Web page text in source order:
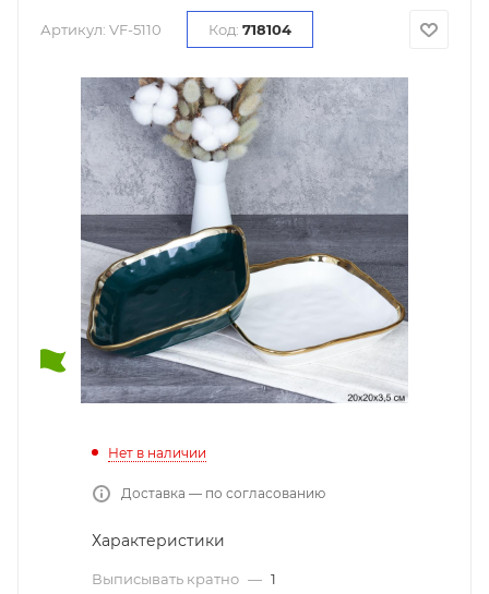
Артикул: VF-5110 Код: 718104
Нет в наличии
Доставка — по согласованию
Характеристики
Выписывать кратно — 1